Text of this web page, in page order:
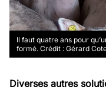
Il faut quatre ans pour
formé. Crédit : Gérard
Diverses autres